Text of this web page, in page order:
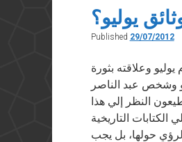
يوليو؟
Published 29/07/2012
إرث نظام يوليو وعلاقته بثورة
وشخص عبد الناصر
النظر إلي هذا
التاريخية
حولها، بل يجب